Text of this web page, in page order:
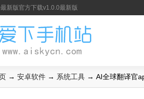
新版官方下载v1.0.0最新版
→ 安卓软件 → 系统工具 → AI全球翻译官